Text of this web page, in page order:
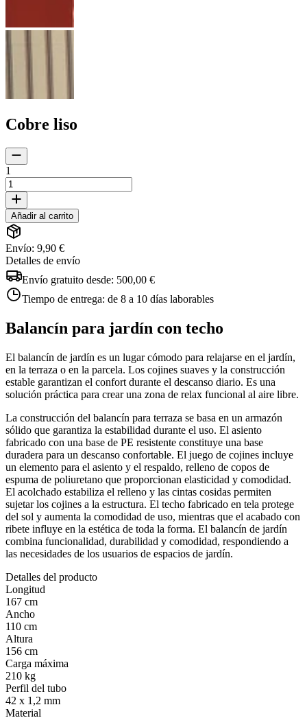
Cobre liso
1
Añadir al carrito
Envío: 9,90 €
Detalles de envío
Envío gratuito desde: 500,00 €
Tiempo de entrega: de 8 a 10 días laborables
Balancín para jardín con techo
El balancín de jardín es un lugar cómodo para relajarse en el jardín,
en la terraza o en la parcela. Los cojines suaves y la construcción
estable garantizan el confort durante el descanso diario. Es una
solución práctica para crear una zona de relax funcional al aire libre.
La construcción del balancín para terraza se basa en un armazón
sólido que garantiza la estabilidad durante el uso. El asiento
fabricado con una base de PE resistente constituye una base
duradera para un descanso confortable. El juego de cojines incluye
un elemento para el asiento y el respaldo, relleno de copos de
espuma de poliuretano que proporcionan elasticidad y comodidad.
El acolchado estabiliza el relleno y las cintas cosidas permiten
sujetar los cojines a la estructura. El techo fabricado en tela protege
del sol y aumenta la comodidad de uso, mientras que el acabado con
ribete influye en la estética de toda la forma. El balancín de jardín
combina funcionalidad, durabilidad y comodidad, respondiendo a
las necesidades de los usuarios de espacios de jardín.
Detalles del producto
Longitud
167 cm
Ancho
110 cm
Altura
156 cm
Carga máxima
210 kg
Perfil del tubo
42 x 1,2 mm
Material